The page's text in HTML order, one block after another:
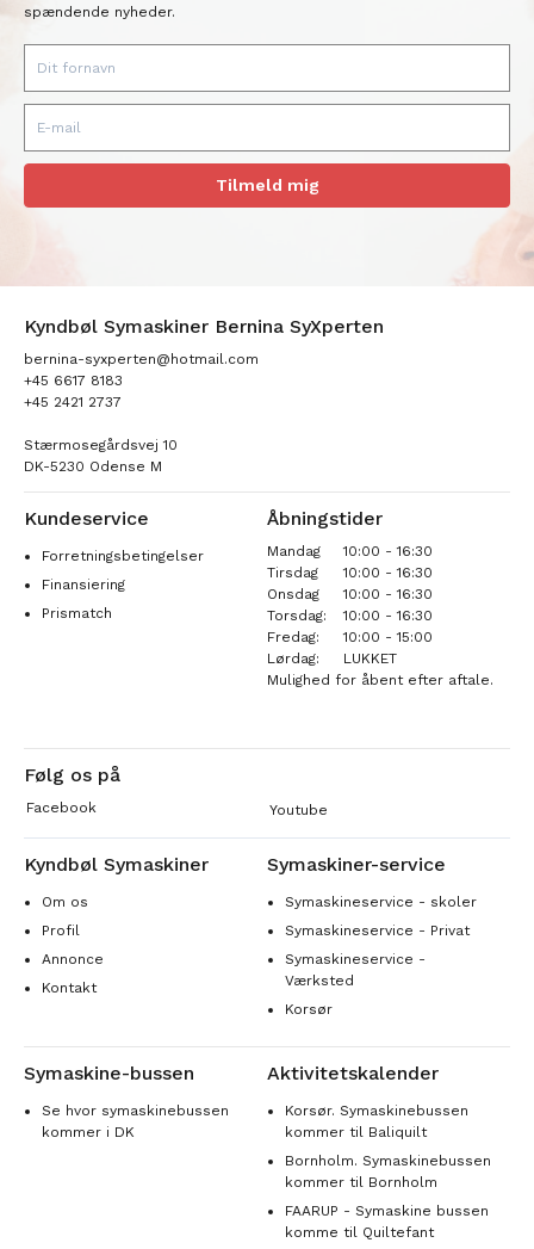
spændende nyheder.
Tilmeld mig
Kyndbøl Symaskiner Bernina SyXperten
bernina-syxperten@hotmail.com
+45 6617 8183
+45 2421 2737
Stærmosegårdsvej 10
DK-5230 Odense M
Kundeservice
Forretningsbetingelser
Finansiering
Prismatch
Åbningstider
Mandag
10:00 - 16:30
Tirsdag
10:00 - 16:30
Onsdag
10:00 - 16:30
Torsdag:
10:00 - 16:30
Fredag:
10:00 - 15:00
Lørdag:
LUKKET
Mulighed for åbent efter aftale.
Følg os på
Facebook Youtube
Kyndbøl Symaskiner
Om os
Profil
Annonce
Kontakt
Symaskiner-service
Symaskineservice - skoler
Symaskineservice - Privat
Symaskineservice -
Værksted
Korsør
Symaskine-bussen
Se hvor symaskinebussen
kommer i DK
Aktivitetskalender
Korsør. Symaskinebussen
kommer til Baliquilt
Bornholm. Symaskinebussen
kommer til Bornholm
FAARUP - Symaskine bussen
komme til Quiltefant